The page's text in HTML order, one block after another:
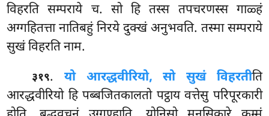
विहरति सम्पराये च. सो हि तस्स तपचरणस्स गाळ्हं
अग्गहितत्ता नातिबहुं निरये दुक्खं अनुभवति. तस्मा सम्पराये
सुखं विहरति नाम.
३१९. यो आरद्धवीरियो, सो सुखं विहरतीति
आरद्धवीरियो हि पब्बजितकालतो पट्ठाय वत्तेसु परिपूरकारी